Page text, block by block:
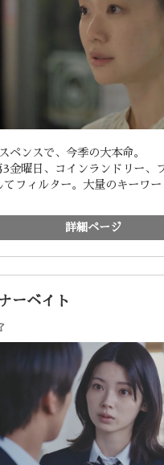
ペンスで、今季の大本命。
金曜日、コインランドリー、
てフィルター。大量のキーワ
詳細ページ
ーベイト